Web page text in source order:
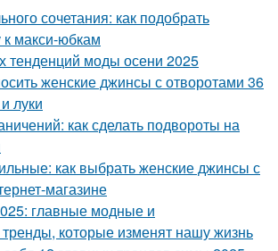
сочетания: как подобрать
макси-юбкам
тенденций моды осени 2025
женские джинсы с отворотами 36
луки
как сделать подвороты на
как выбрать женские джинсы с
магазине
главные модные и
тренды, которые изменят нашу жизнь